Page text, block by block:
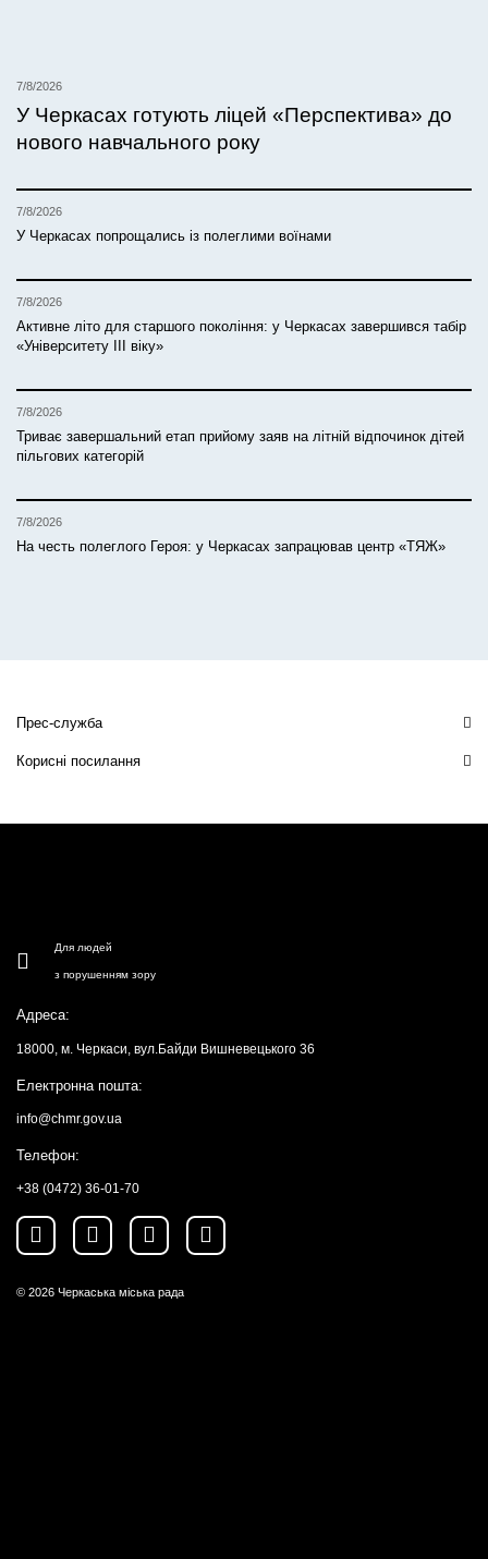
7/8/2026
У Черкасах готують ліцей «Перспектива» до
нового навчального року
7/8/2026
У Черкасах попрощались із полеглими воїнами
7/8/2026
Активне літо для старшого покоління: у Черкасах завершився табір
«Університету ІІІ віку»
7/8/2026
Триває завершальний етап прийому заяв на літній відпочинок дітей
пільгових категорій
7/8/2026
На честь полеглого Героя: у Черкасах запрацював центр «ТЯЖ»
Прес-служба
Корисні посилання
Для людей
з порушенням зору
Адреса:
18000, м. Черкаси, вул.Байди Вишневецького 36
Електронна пошта:
info@chmr.gov.ua
Телефон:
+38 (0472) 36-01-70
© 2026 Черкаська міська рада